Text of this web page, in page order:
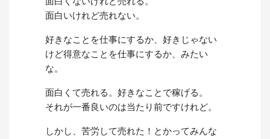
面白いけれど売れない。
好きなことを仕事にするか、好きじゃない
けど得意なことを仕事にするか、みたい
な。
面白くて売れる。好きなことで稼げる。
それが一番良いのは当たり前ですけれど。
しかし、苦労して売れた！とかってみんな